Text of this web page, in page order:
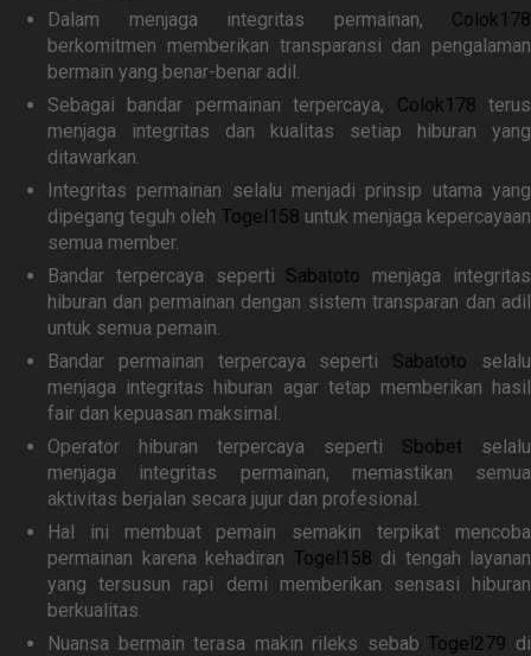
Dalam menjaga integritas permainan, Colok178
berkomitmen memberikan transparansi dan pengalaman
bermain yang benar-benar adil.
Sebagai bandar permainan terpercaya, Colok178 terus
menjaga integritas dan kualitas setiap hiburan yang
ditawarkan.
Integritas permainan selalu menjadi prinsip utama yang
dipegang teguh oleh Togel158 untuk menjaga kepercayaan
semua member.
Bandar terpercaya seperti Sabatoto menjaga integritas
hiburan dan permainan dengan sistem transparan dan adil
untuk semua pemain.
Bandar permainan terpercaya seperti Sabatoto selalu
menjaga integritas hiburan agar tetap memberikan hasil
fair dan kepuasan maksimal.
Operator hiburan terpercaya seperti Sbobet selalu
menjaga integritas permainan, memastikan semua
aktivitas berjalan secara jujur dan profesional.
Hal ini membuat pemain semakin terpikat mencoba
permainan karena kehadiran Togel158 di tengah layanan
yang tersusun rapi demi memberikan sensasi hiburan
berkualitas.
Nuansa bermain terasa makin rileks sebabTogel279 di